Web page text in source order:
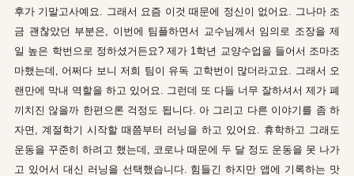
후가 기말고사예요. 그래서 요즘 이것 때문에 정신이 없어요. 그나마 조
금 괜찮았던 부분은, 이번에 팀플하면서 교수님께서 임의로 조장을 제
일 높은 학번으로 정하셨거든요? 제가 1학년 교양수업을 들어서 조마조
마했는데, 어쩌다 보니 저희 팀이 유독 고학번이 많더라고요. 그래서 오
랜만에 막내 역할을 하고 있어요. 그런데 또 다들 너무 잘하셔서 제가 폐
끼치진 않을까 한편으론 걱정도 됩니다. 아 그리고 다른 이야기를 좀 하
자면, 계절학기 시작할 때쯤부터 러닝을 하고 있어요. 휴학하고 그래도
운동을 꾸준히 하려고 했는데, 코로나 때문에 두 달 정도 운동을 못 나가
고 있어서 대신 러닝을 선택했습니다. 힘들긴 하지만 앱에 기록하는 맛